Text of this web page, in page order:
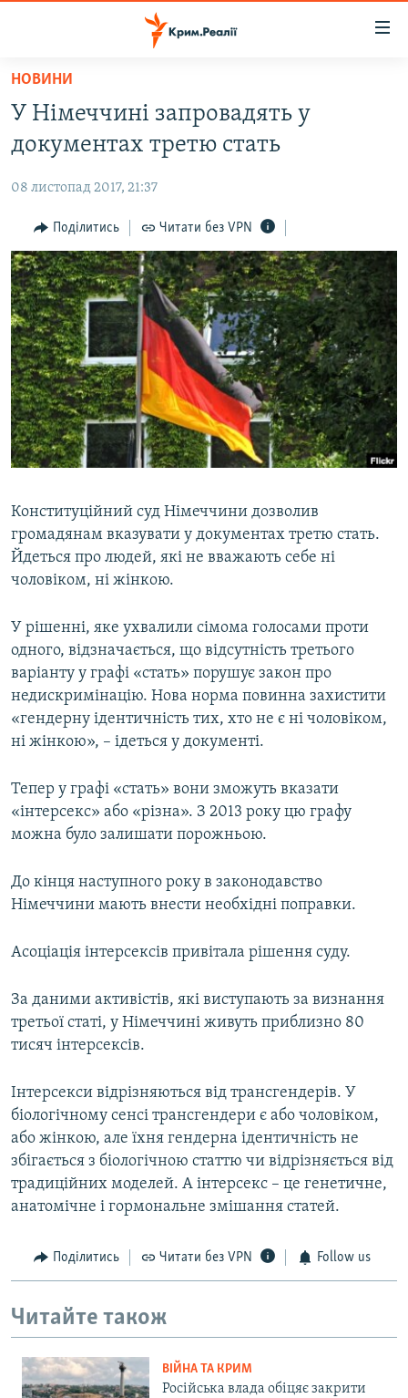
Перейти
основного
матеріалу
Перейти
до
навігації
Перейти
до
пошуку
ВІДЕО ТА ФОТО
ПОЛІТИКА
БЛОГИ
ПОГЛЯД
ІНТЕРВ'Ю
ВСЕ ЗА ДЕНЬ
СПЕЦПРОЕКТИ
ДЕПОРТАЦІЯ
ВІДЕОУРОКИ «ELIFBE»
СВІДЧЕННЯ ОКУПАЦІЇ
ІНФОГРАФІКА
ЯК ОБІЙТИ БЛОКУВАННЯ
Русский
Qırımtatar
ДОЛУЧАЙСЯ!
НОВИНИ
У Німеччині запровадять у
документах третю стать
08 листопад 2017, 21:37
Поділитись Читати без VPN
Конституційний суд Німеччини дозволив
громадянам вказувати у документах третю стать.
Йдеться про людей, які не вважають себе ні
чоловіком, ні жінкою.
У рішенні, яке ухвалили сімома голосами проти
одного, відзначається, що відсутність третього
варіанту у графі «стать» порушує закон про
недискримінацію. Нова норма повинна захистити
«гендерну ідентичність тих, хто не є ні чоловіком,
ні жінкою», – ідеться у документі.
Тепер у графі «стать» вони зможуть вказати
«інтерсекс» або «різна». З 2013 року цю графу
можна було залишати порожньою.
До кінця наступного року в законодавство
Німеччини мають внести необхідні поправки.
Асоціація інтерсексів привітала рішення суду.
За даними активістів, які виступають за визнання
третьої статі, у Німеччині живуть приблизно 80
тисяч інтерсексів.
Інтерсекси відрізняються від трансгендерів. У
біологічному сенсі трансгендери є або чоловіком,
або жінкою, але їхня гендерна ідентичність не
збігається з біологічною статтю чи відрізняється від
традиційних моделей. А інтерсекс – це генетичне,
анатомічне і гормональне змішання статей.
Поділитись Читати без VPN Follow us
Читайте також
ВІЙНА ТА КРИМ
Російська влада обіцяє закрити